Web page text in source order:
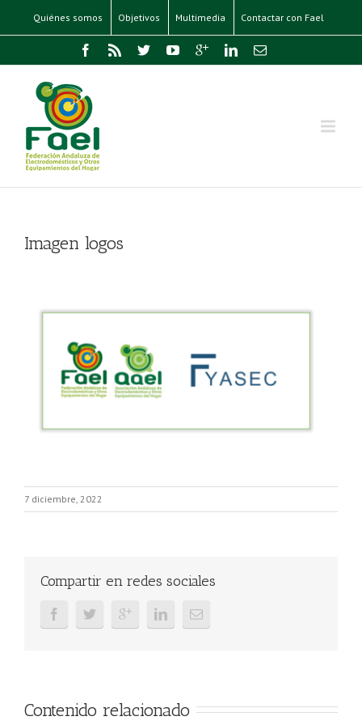
Quiénes somos Objetivos Multimedia Contactar con Fael
Imagen logos
7 diciembre, 2022
Compartir en redes sociales
Contenido relacionado